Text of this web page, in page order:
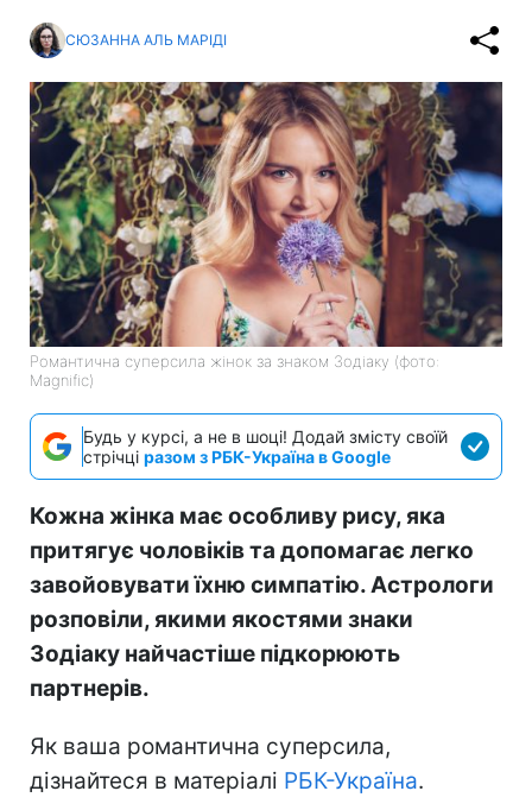
СЮЗАННА АЛЬ МАРІДІ
Романтична суперсила жінок за знаком Зодіаку (фото:
Magnific)
Будь у курсі, а не в шоці! Додай змісту своїй
стрічці разом з РБК-Україна в Google
Кожна жінка має особливу рису, яка
притягує чоловіків та допомагає легко
завойовувати їхню симпатію. Астрологи
розповіли, якими якостями знаки
Зодіаку найчастіше підкорюють
партнерів.
Як ваша романтична суперсила,
дізнайтеся в матеріалі РБК-Україна.